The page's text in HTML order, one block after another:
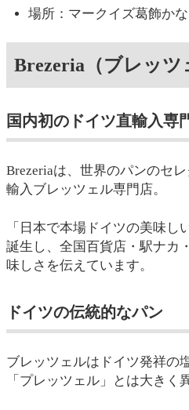
場所：マークイズ葛飾か
Brezeria（ブレッツ
国内初のドイツ直輸入専
Brezeriaは、世界のパンのセ
輸入ブレッツェル専門店。
「日本で本場ドイツの美味
誕生し、全国百貨店・駅ナカ
味しさを伝えています。
ドイツの伝統的なパン
ブレッツェルはドイツ発祥の
「プレッツェル」とは大きく